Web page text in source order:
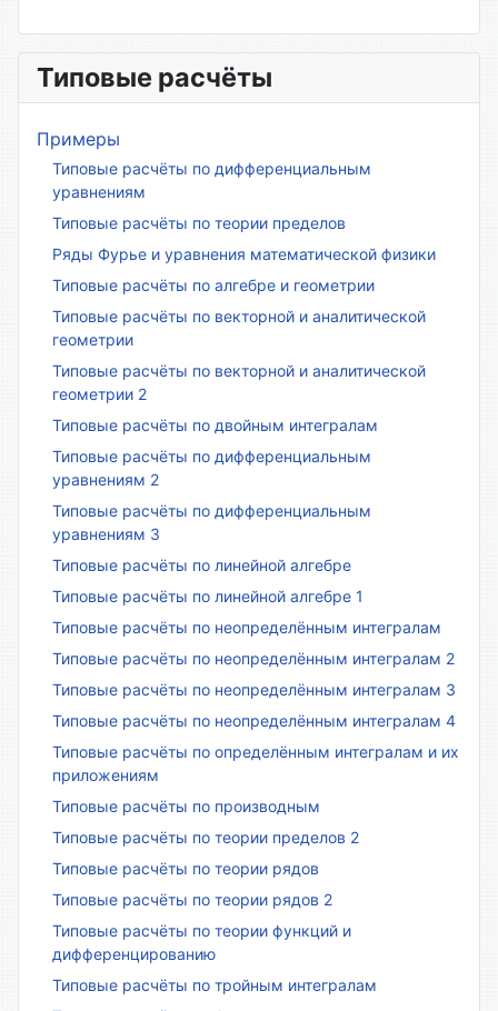
Типовые расчёты
Примеры
Типовые расчёты по дифференциальным
уравнениям
Типовые расчёты по теории пределов
Ряды Фурье и уравнения математической физики
Типовые расчёты по алгебре и геометрии
Типовые расчёты по векторной и аналитической
геометрии
Типовые расчёты по векторной и аналитической
геометрии 2
Типовые расчёты по двойным интегралам
Типовые расчёты по дифференциальным
уравнениям 2
Типовые расчёты по дифференциальным
уравнениям 3
Типовые расчёты по линейной алгебре
Типовые расчёты по линейной алгебре 1
Типовые расчёты по неопределённым интегралам
Типовые расчёты по неопределённым интегралам 2
Типовые расчёты по неопределённым интегралам 3
Типовые расчёты по неопределённым интегралам 4
Типовые расчёты по определённым интегралам и их
приложениям
Типовые расчёты по производным
Типовые расчёты по теории пределов 2
Типовые расчёты по теории рядов
Типовые расчёты по теории рядов 2
Типовые расчёты по теории функций и
дифференцированию
Типовые расчёты по тройным интегралам